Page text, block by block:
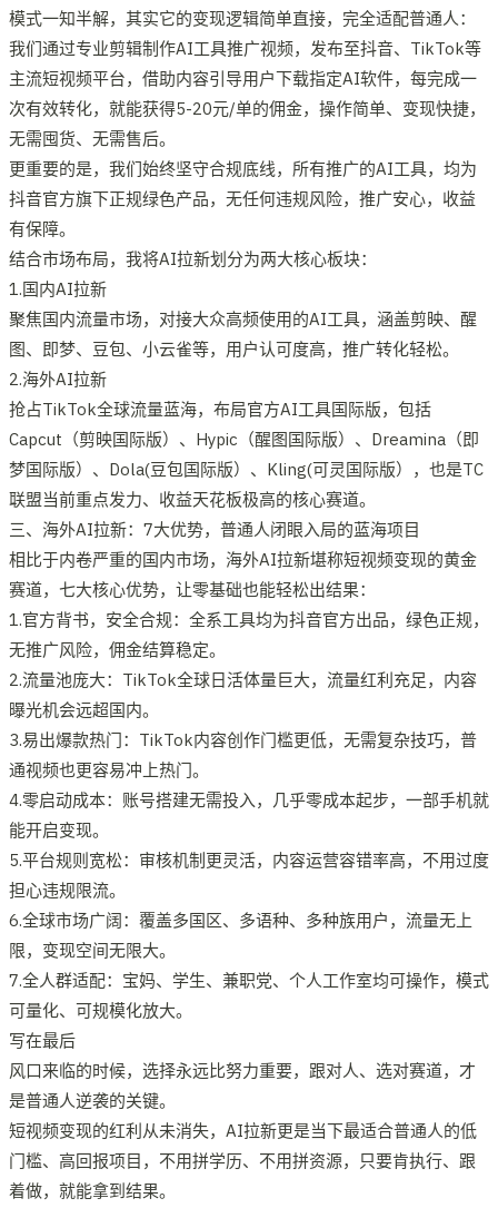
模式一知半解，其实它的变现逻辑简单直接，完全适配普通人：
我们通过专业剪辑制作AI工具推广视频，发布至抖音、TikTok等
主流短视频平台，借助内容引导用户下载指定AI软件，每完成一
次有效转化，就能获得5-20元/单的佣金，操作简单、变现快捷，
无需囤货、无需售后。
更重要的是，我们始终坚守合规底线，所有推广的AI工具，均为
抖音官方旗下正规绿色产品，无任何违规风险，推广安心，收益
有保障。
结合市场布局，我将AI拉新划分为两大核心板块：
1.国内AI拉新
聚焦国内流量市场，对接大众高频使用的AI工具，涵盖剪映、醒
图、即梦、豆包、小云雀等，用户认可度高，推广转化轻松。
2.海外AI拉新
抢占TikTok全球流量蓝海，布局官方AI工具国际版，包括
Capcut（剪映国际版）、Hypic（醒图国际版）、Dreamina（即
梦国际版）、Dola(豆包国际版）、Kling(可灵国际版），也是TC
联盟当前重点发力、收益天花板极高的核心赛道。
三、海外AI拉新：7大优势，普通人闭眼入局的蓝海项目
相比于内卷严重的国内市场，海外AI拉新堪称短视频变现的黄金
赛道，七大核心优势，让零基础也能轻松出结果：
1.官方背书，安全合规：全系工具均为抖音官方出品，绿色正规，
无推广风险，佣金结算稳定。
2.流量池庞大：TikTok全球日活体量巨大，流量红利充足，内容
曝光机会远超国内。
3.易出爆款热门：TikTok内容创作门槛更低，无需复杂技巧，普
通视频也更容易冲上热门。
4.零启动成本：账号搭建无需投入，几乎零成本起步，一部手机就
能开启变现。
5.平台规则宽松：审核机制更灵活，内容运营容错率高，不用过度
担心违规限流。
6.全球市场广阔：覆盖多国区、多语种、多种族用户，流量无上
限，变现空间无限大。
7.全人群适配：宝妈、学生、兼职党、个人工作室均可操作，模式
可量化、可规模化放大。
写在最后
风口来临的时候，选择永远比努力重要，跟对人、选对赛道，才
是普通人逆袭的关键。
短视频变现的红利从未消失，AI拉新更是当下最适合普通人的低
门槛、高回报项目，不用拼学历、不用拼资源，只要肯执行、跟
着做，就能拿到结果。